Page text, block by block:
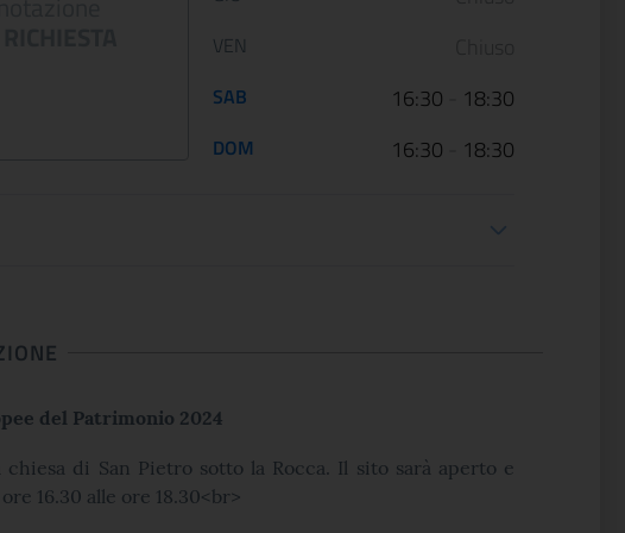
VEN
SAB 16:30 18:30
DOM 16:30 18:30
apertura
del Patrimonio 2024
chiesa di San Pietro sotto la Rocca. Il sito sarà aperto e
16.30 alle ore 18.30<br>
Le Scuderie del Quirinale
1937-1947. Capolavori salvati dalla
Da venerdì 29 aprile 2022 le
Gallerie Nazionali di Arte Antica
riaprono le porte delle undici